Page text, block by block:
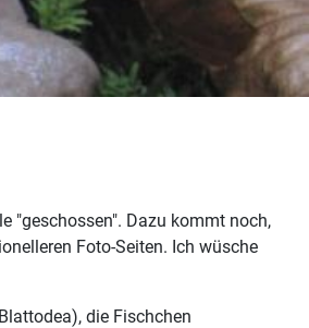
"geschossen". Dazu kommt noch,
Foto-Seiten. Ich wüsche
die Fischchen